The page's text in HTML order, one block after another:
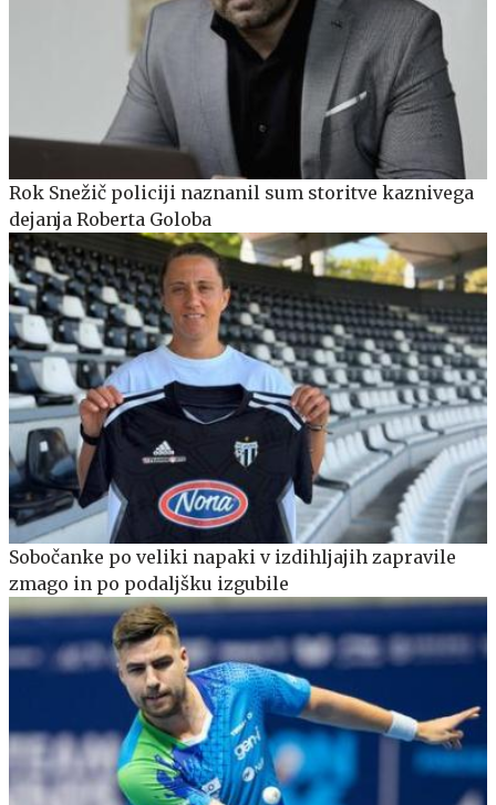
Rok Snežič policiji naznanil sum storitve kaznivega
dejanja Roberta Goloba
Sobočanke po veliki napaki v izdihljajih zapravile
zmago in po podaljšku izgubile